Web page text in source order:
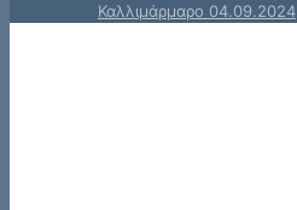
Καλλιμάρμαρο 04.09.2024